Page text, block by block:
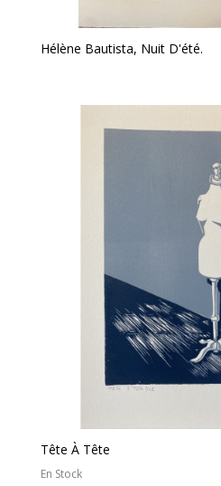
Hélène Bautista, Nuit D'été.
Tête À Tête
En Stock